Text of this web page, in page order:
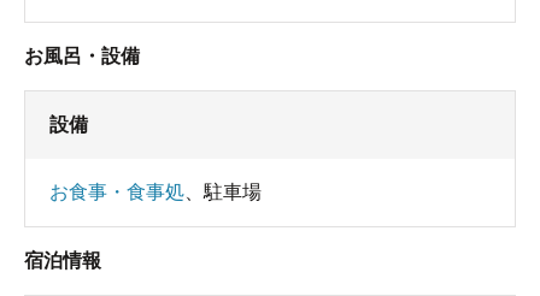
お風呂・設備
設備
お食事・食事処 駐車場
宿泊情報